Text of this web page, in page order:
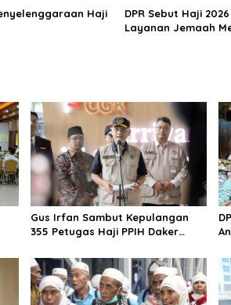
Haji
DPR Sebut Haji
Layanan Jemaah
Gus Irfan Sambut Kepulangan
355 Petugas Haji PPIH Daker